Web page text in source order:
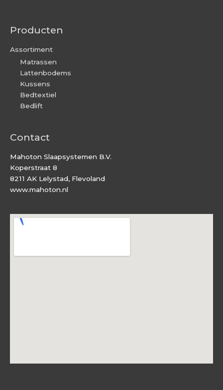
Producten
Assortiment
Matrassen
Lattenbodems
Kussens
Bedtextiel
Bedlift
Contact
Mahoton Slaapsystemen B.V.
Koperstraat 8
8211 AK Lelystad, Flevoland
www.mahoton.nl